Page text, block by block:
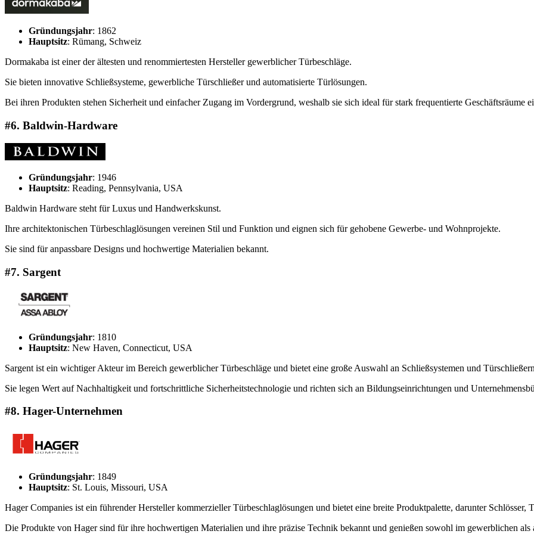
Gründungsjahr: 1862
Hauptsitz: Rümang, Schweiz
Dormakaba ist einer der ältesten und renommiertesten Hersteller gewerblicher Türbeschläge.
Sie bieten innovative Schließsysteme, gewerbliche Türschließer und automatisierte Türlösungen.
Bei ihren Produkten stehen Sicherheit und einfacher Zugang im Vordergrund, weshalb sie sich ideal für stark frequentierte Geschäftsräume
#6. Baldwin-Hardware
Gründungsjahr: 1946
Hauptsitz: Reading, Pennsylvania, USA
Baldwin Hardware steht für Luxus und Handwerkskunst.
Ihre architektonischen Türbeschlaglösungen vereinen Stil und Funktion und eignen sich für gehobene Gewerbe- und Wohnprojekte.
Sie sind für anpassbare Designs und hochwertige Materialien bekannt.
#7. Sargent
Gründungsjahr: 1810
Hauptsitz: New Haven, Connecticut, USA
Sargent ist ein wichtiger Akteur im Bereich gewerblicher Türbeschläge und bietet eine große Auswahl an Schließsystemen und
Sie legen Wert auf Nachhaltigkeit und fortschrittliche Sicherheitstechnologie und richten sich an Bildungseinrichtungen und
#8. Hager-Unternehmen
Gründungsjahr: 1849
Hauptsitz: St. Louis, Missouri, USA
Hager Companies ist ein führender Hersteller kommerzieller Türbeschlaglösungen und bietet eine breite Produktpalette, darunter Schlösser,
Die Produkte von Hager sind für ihre hochwertigen Materialien und ihre präzise Technik bekannt und genießen sowohl im gewerblichen